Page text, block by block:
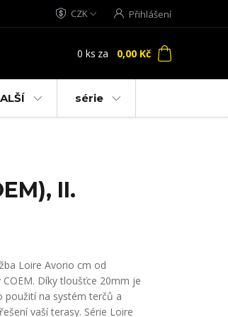
CZK Přihlášení
0 ks za 0,00 Kč
série
II.
Loire Avorio cm od
Díky tloušťce 20mm je
použití na systém terčů a
vaší terasy. Série Loire